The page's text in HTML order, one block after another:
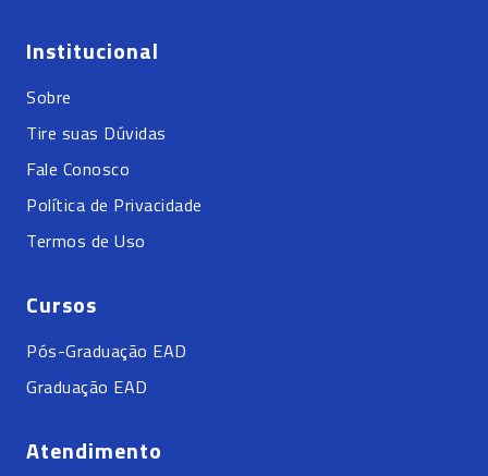
Institucional
Sobre
Tire suas Dúvidas
Fale Conosco
Política de Privacidade
Termos de Uso
Cursos
Pós-Graduação EAD
Graduação EAD
Atendimento